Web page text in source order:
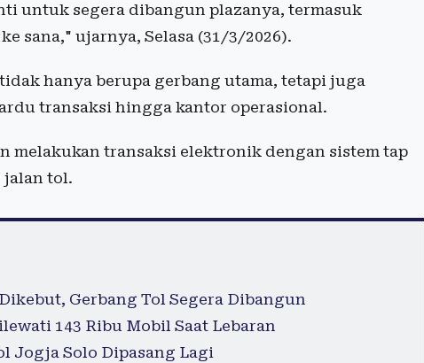
untuk segera dibangun plazanya, termasuk
sana," ujarnya, Selasa (31/3/2026).
hanya berupa gerbang utama, tetapi juga
transaksi hingga kantor operasional.
melakukan transaksi elektronik dengan sistem tap
jalan tol.
Gerbang Tol Segera Dibangun
143 Ribu Mobil Saat Lebaran
Jogja Solo Dipasang Lagi